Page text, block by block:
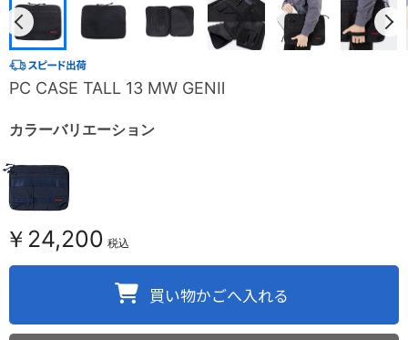
PC CASE TALL 13 MW GENⅡ
カラーバリエーション
￥24,200 税込